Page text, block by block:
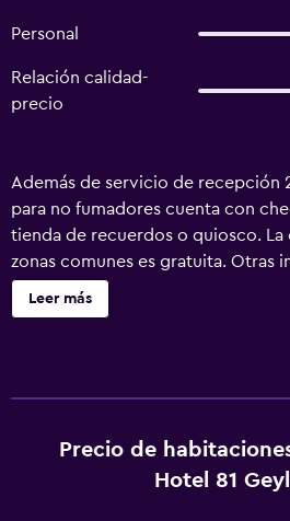
Personal
Relación calidad-
precio
Además de servicio de recepción
para no fumadores cuenta con
tienda de recuerdos o quiosco. La
zonas comunes es gratuita. Otras
cajero o servicios bancarios. Hotel
alojamientos con botella de agua
Internet wifi gratis. Los servicios
negocios incluyen teléfono con
Leer más
Precio de
Hotel 81